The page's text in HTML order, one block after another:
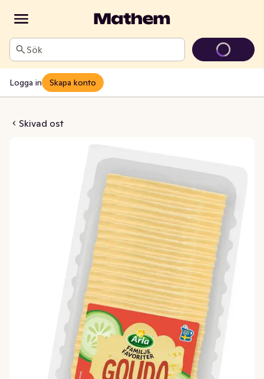
Sök
Logga in Skapa konto
Skivad ost
Skivad 28%